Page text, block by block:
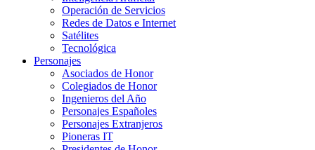
Operación de Servicios
Redes de Datos e Internet
Satélites
Tecnológica
Personajes
Asociados de Honor
Colegiados de Honor
Ingenieros del Año
Personajes Españoles
Personajes Extranjeros
Pioneras IT